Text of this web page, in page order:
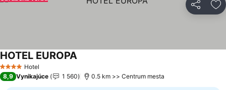
Zdieľať
4 Počet hviezdičiek
Hotel
HOTEL EUROPAZobraziť ceny
8,9 Vynikajúce 1 560 0.5 km >> Centrum mesta